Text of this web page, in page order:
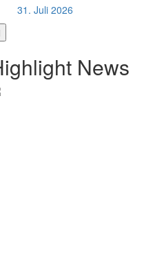
31. Juli 2026
News